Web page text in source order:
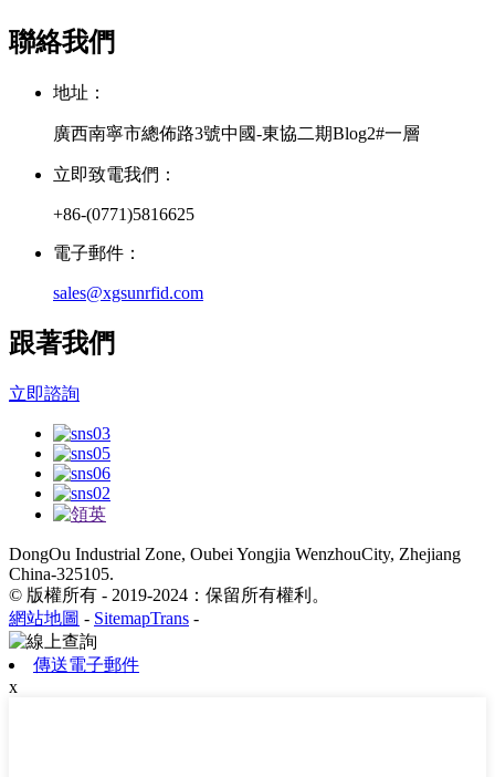
聯絡我們
地址：
廣西南寧市總佈路3號中國-東協二期Blog2#一層
立即致電我們：
+86-(0771)5816625
電子郵件：
sales@xgsunrfid.com
跟著我們
立即諮詢
DongOu Industrial Zone, Oubei Yongjia WenzhouCity, Zhejiang
China-325105.
© 版權所有 - 2019-2024：保留所有權利。
網站地圖 - SitemapTrans -
傳送電子郵件
x